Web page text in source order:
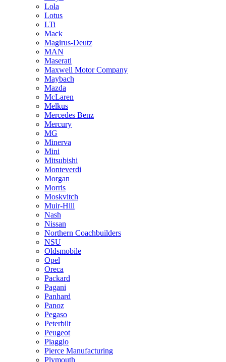
Lola
Lotus
LTi
Mack
Magirus-Deutz
MAN
Maserati
Maxwell Motor Company
Maybach
Mazda
McLaren
Melkus
Mercedes Benz
Mercury
MG
Minerva
Mini
Mitsubishi
Monteverdi
Morgan
Morris
Moskvitch
Muir-Hill
Nash
Nissan
Northern Coachbuilders
NSU
Oldsmobile
Opel
Oreca
Packard
Pagani
Panhard
Panoz
Pegaso
Peterbilt
Peugeot
Piaggio
Pierce Manufacturing
Plymouth